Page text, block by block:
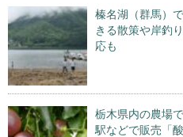
榛名湖（群馬）
きる散策や岸釣
応も
栃木県内の農場
駅などで販売「